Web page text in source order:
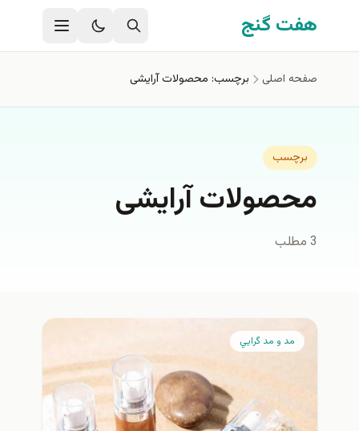
رفتن به محتوای اصلی
هفت گنج
صفحه اصلی برچسب: محصولات آرایشی
برچسب
محصولات آرایشی
3 مطلب
مد و مد گرايي